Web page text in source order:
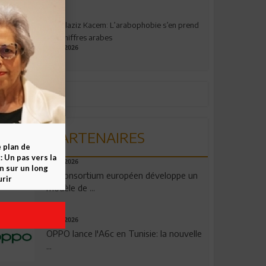
Abdelaziz Kacem: L’arabophobie s’en prend
aux chiffres arabes
09.07.2026
PARTENAIRES
06.08.2026
Un consortium européen développe un
modèle de ...
04.08.2026
OPPO lance l'A6c en Tunisie: la nouvelle
...
plan de
Un pas vers la
sur un long